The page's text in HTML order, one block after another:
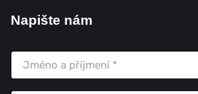
Napište nám